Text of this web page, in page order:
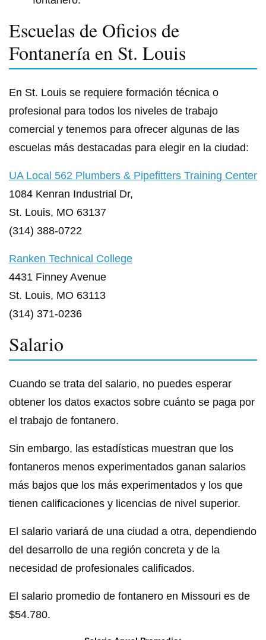
Escuelas de Oficios de
Fontanería en St. Louis
En St. Louis se requiere formación técnica o
profesional para todos los niveles de trabajo
comercial y tenemos para ofrecer algunas de las
escuelas más destacadas para elegir en la ciudad:
UA Local 562 Plumbers & Pipefitters Training Center
1084 Kenran Industrial Dr,
St. Louis, MO 63137
(314) 388-0722
Ranken Technical College
4431 Finney Avenue
St. Louis, MO 63113
(314) 371-0236
Salario
Cuando se trata del salario, no puedes esperar
obtener los datos exactos sobre cuánto se paga por
el trabajo de fontanero.
Sin embargo, las estadísticas muestran que los
fontaneros menos experimentados ganan salarios
más bajos que los más experimentados y los que
tienen calificaciones y licencias de nivel superior.
El salario variará de una ciudad a otra, dependiendo
del desarrollo de una región concreta y de la
necesidad de profesionales calificados.
El salario promedio de fontanero en Missouri es de
$54.780.